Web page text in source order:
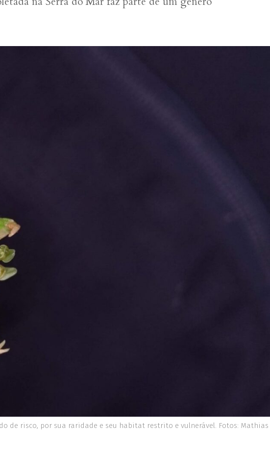
de risco, por sua raridade e seu habitat restrito e vulnerável. Fotos: Mathias